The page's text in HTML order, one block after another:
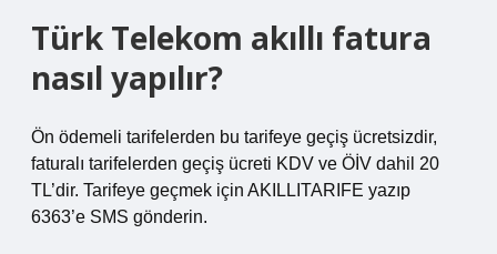
Türk Telekom akıllı fatura
nasıl yapılır?
Ön ödemeli tarifelerden bu tarifeye geçiş ücretsizdir,
faturalı tarifelerden geçiş ücreti KDV ve ÖİV dahil 20
TL’dir. Tarifeye geçmek için AKILLITARIFE yazıp
6363’e SMS gönderin.